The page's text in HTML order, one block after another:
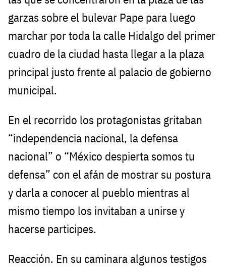
garzas sobre el bulevar Pape para luego
marchar por toda la calle Hidalgo del primer
cuadro de la ciudad hasta llegar a la plaza
principal justo frente al palacio de gobierno
municipal.
En el recorrido los protagonistas gritaban
“independencia nacional, la defensa
nacional” o “México despierta somos tu
defensa” con el afán de mostrar su postura
y darla a conocer al pueblo mientras al
mismo tiempo los invitaban a unirse y
hacerse participes.
Reacción. En su caminara algunos testigos